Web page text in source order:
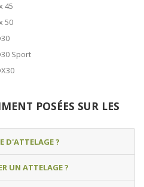
45
50
Sport
POSÉES SUR LES
D'ATTELAGE ?
UN ATTELAGE ?